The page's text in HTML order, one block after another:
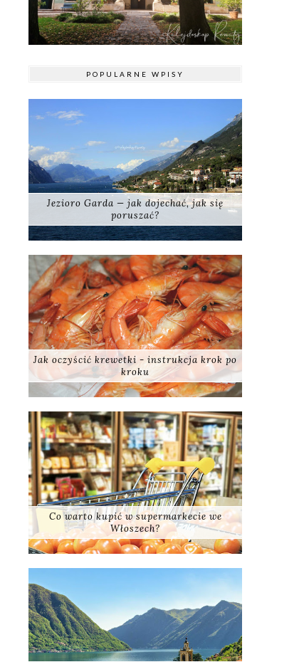
POPULARNE WPISY
Jezioro Garda — jak dojechać, jak się
poruszać?
Jak oczyścić krewetki - instrukcja krok po
kroku
Co warto kupić w supermarkecie we
Włoszech?